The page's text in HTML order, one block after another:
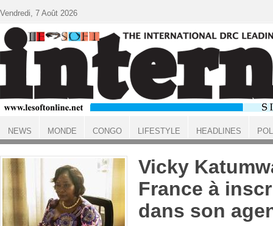
ACCUEIL
Vicky
France à
dans son
Vendredi, 7 Août 2026
NEWS MONDE CONGO LIFESTYLE HEADLINES